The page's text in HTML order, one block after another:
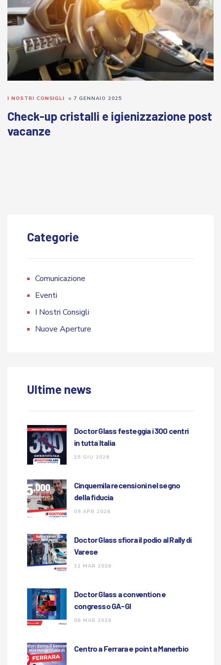
Check-up cristalli e igienizzazione post
vacanze
I NOSTRI CONSIGLI 7 GENNAIO 2025
Categorie
Comunicazione
Eventi
I Nostri Consigli
Nuove Aperture
Ultime news
Doctor Glass festeggia i 300 centri
in tutta Italia
15 GIU 2026
Cinquemila recensioni nel segno
della fiducia
09 APR 2026
Doctor Glass sfiora il podio al Rally di
Varese
12 MAR 2026
Doctor Glass a convention e
congresso GA-GI
06 MAR 2026
Centro a Ferrara e point a Manerbio